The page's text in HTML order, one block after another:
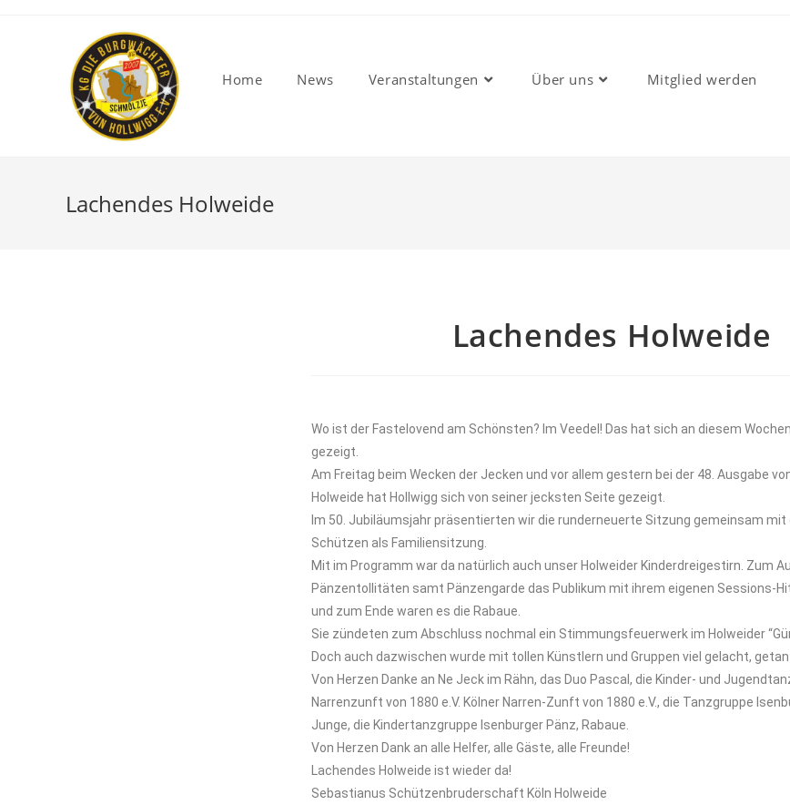
Home News Veranstaltungen Über uns Mitglied werden
Lachendes Holweide
Lachendes Holweide
Wo ist der Fastelovend am Schönsten? Im Veedel! Das hat sich an diesem
gezeigt.
Am Freitag beim Wecken der Jecken und vor allem gestern bei der 48. Ausgabe
Holweide hat Hollwigg sich von seiner jecksten Seite gezeigt.
Im 50. Jubiläumsjahr präsentierten wir die runderneuerte Sitzung gemeinsam mit
Schützen als Familiensitzung.
Mit im Programm war da natürlich auch unser Holweider Kinderdreigestirn. Zum
Pänzentollitäten samt Pänzengarde das Publikum mit ihrem eigenen Sessions-
und zum Ende waren es die Rabaue.
Sie zündeten zum Abschluss nochmal ein Stimmungsfeuerwerk im Holweider
Doch auch dazwischen wurde mit tollen Künstlern und Gruppen viel gelacht,
Von Herzen Danke an Ne Jeck im Rähn, das Duo Pascal, die Kinder- und
Narrenzunft von 1880 e.V. Kölner Narren-Zunft von 1880 e.V., die Tanzgruppe
Junge, die Kindertanzgruppe Isenburger Pänz, Rabaue.
Von Herzen Dank an alle Helfer, alle Gäste, alle Freunde!
Lachendes Holweide ist wieder da!
Sebastianus Schützenbruderschaft Köln Holweide